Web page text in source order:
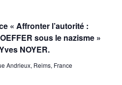
« Affronter l’autorité :
sous le nazisme »
NOYER.
Andrieux, Reims, France